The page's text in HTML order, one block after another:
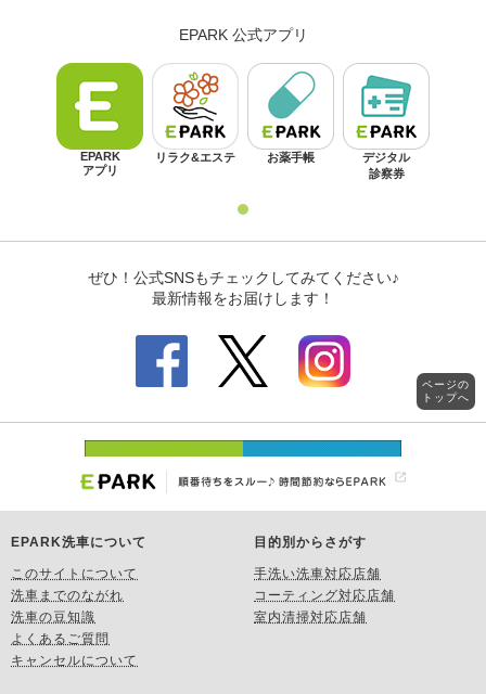
EPARK洗車について
このサイトについて
洗車までのながれ
洗車の豆知識
よくあるご質問
キャンセルについて
目的別からさがす
手洗い洗車対応店舗
コーティング対応店舗
室内清掃対応店舗
ページの
トップへ